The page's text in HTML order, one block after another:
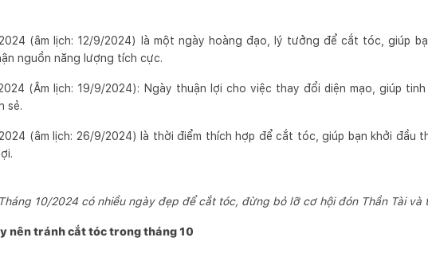
(âm lịch: 12/9/2024) là một ngày hoàng đạo, lý tưởng để cắt tóc, giúp
nguồn năng lượng tích cực.
(Âm lịch: 19/9/2024): Ngày thuận lợi cho việc thay đổi diện mạo, giúp
sẻ.
(âm lịch: 26/9/2024) là thời điểm thích hợp để cắt tóc, giúp bạn khởi đầu
Tháng 10/2024 có nhiều ngày đẹp để cắt tóc, đừng bỏ lỡ cơ hội đón Thần Tài và
nên tránh cắt tóc trong tháng 10